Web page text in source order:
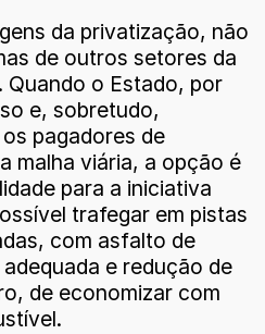
da privatização, não
de outros setores da
Quando o Estado, por
e, sobretudo,
pagadores de
malha viária, a opção é
para a iniciativa
trafegar em pistas
com asfalto de
e redução de
de economizar com